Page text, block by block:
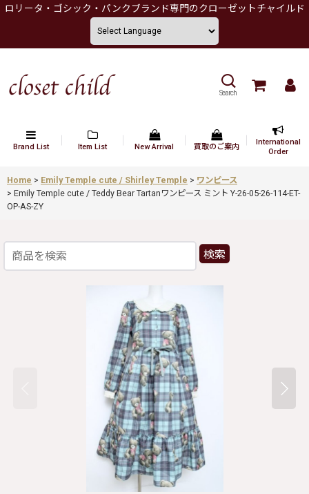
ロリータ・ゴシック・パンクブランド専門のクローゼットチャイルド
Search
Brand List Item List New Arrival 買取のご案内
International
Order
Home > Emily Temple cute / Shirley Temple > ワンピース
> Emily Temple cute / Teddy Bear Tartanワンピース ミント Y-26-05-26-114-ET-
OP-AS-ZY
検索